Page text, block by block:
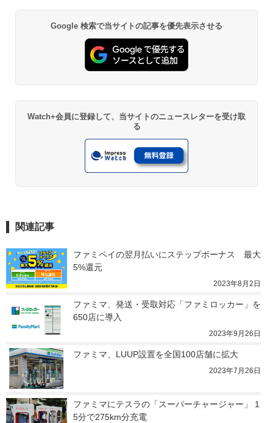
Google 検索で当サイトの記事を優先表示させる
Watch+会員に登録して、当サイトのニュースレターを受け取
る
関連記事
ファミペイの翌月払いにステップボーナス　最大
5%還元
2023年8月2日
ファミマ、発送・受取対応「ファミロッカー」を
650店に導入
2023年9月26日
ファミマ、LUUP設置を全国100店舗に拡大
2023年7月26日
ファミマにテスラの「スーパーチャージャー」 1
5分で275km分充電